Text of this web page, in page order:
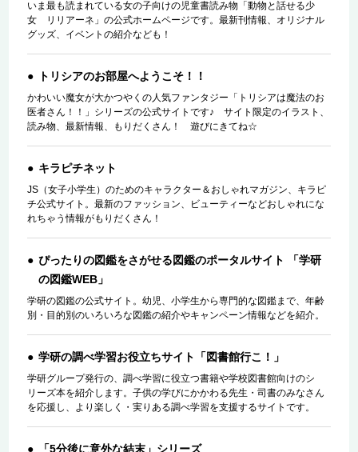
いま最も読まれている女の子向けの児童書読み物「動物と話せる少
女 リリアーネ」の公式ホームページです。最新刊情報、オリジナル
グッズ、イベントの紹介なども！
トリシアのお部屋へようこそ！！
かわいい魔女が大かつやくの人気ファンタジー「トリシアは魔法のお
医者さん！！」シリーズの公式サイトです♪ サイト限定のイラスト、
読み物、最新情報、もりだくさん！ 遊びにきてね☆
キラピチネット
JS（女子小学生）のためのキャラクター＆おしゃれマガジン、キラピ
チ公式サイト。最新のファッション、ビューティーなどおしゃれにな
れちゃう情報がもりだくさん！
ぴったりの図鑑をさがせる図鑑のポータルサイト 「学研
の図鑑WEB」
学研の図鑑の公式サイト。幼児、小学生から専門的な図鑑まで、年齢
別・目的別のいろいろな図鑑の紹介やキャンペーン情報などを紹介。
学研の調べ学習お役立ちサイト「図書館行こ！」
学研グループ発行の、調べ学習に役立つ書籍や学校図書館向けのシ
リーズ本を紹介します。子供の学びにかかわる先生・司書のみなさん
を応援し、より楽しく・実りある調べ学習を支援するサイトです。
「5分後に意外な結末」シリーズ